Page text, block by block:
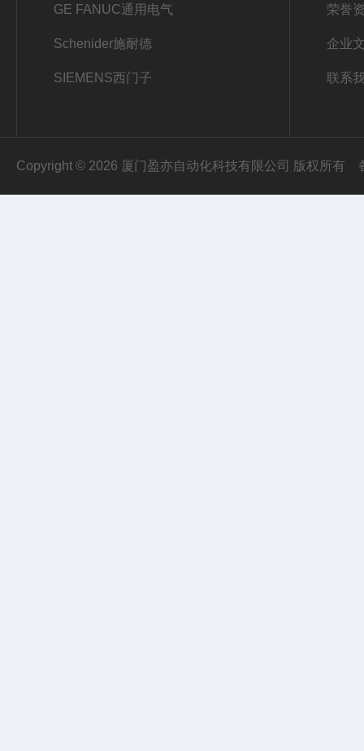
GE FANUC通用电气
Schenider施耐德
SIEMENS西门子
荣誉
企业
联系
Copyright © 2026 厦门盈亦自动化科技有限公司 版权所有